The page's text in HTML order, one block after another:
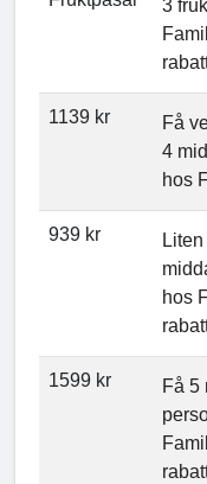
3
1139 kr
Få
4
hos
939 kr
hos
1599 kr
Få 5